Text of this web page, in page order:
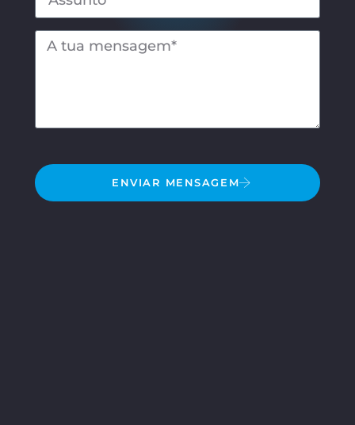
ENVIAR MENSAGEM